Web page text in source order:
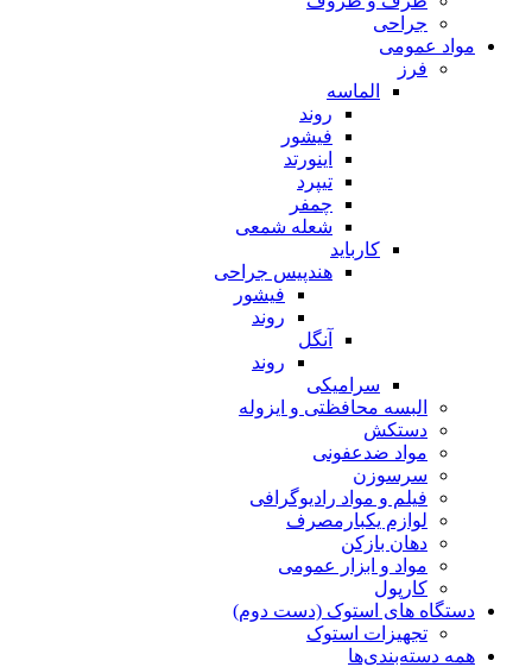
جراحی
مواد عمومی
فرز
الماسه
روند
فیشور
اینورتد
تیپرد
چمفر
شعله شمعی
کارباید
هندپیس جراحی
فیشور
روند
آنگل
روند
سرامیکی
البسه محافظتی و ایزوله
دستکش
مواد ضدعفونی
سرسوزن
فیلم و مواد رادیوگرافی
لوازم یکبارمصرف
دهان بازکن
مواد و ابزار عمومی
کارپول
دستگاه های استوک (دست دوم)
تجهیزات استوک
همه دسته‌بندی‌ها